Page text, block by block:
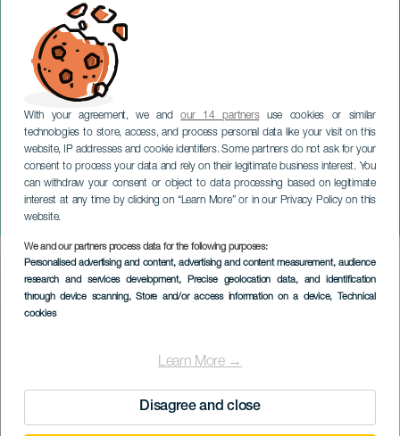
With your agreement, we andour 14 partnersuse cookies or similar
technologies to store, access, and process personal data like your visit on this
website, IP addresses and cookie identifiers. Some partners do not ask for your
consent to process your data and rely on their legitimate business interest. You
can withdraw your consent or object to data processing based on legitimate
interest at any time by clicking on “Learn More” or in our Privacy Policy on this
website.
We and our partners process data for the following purposes:
Personalised advertising and content, advertising and content measurement, audience
research and services development, Precise geolocation data, and identification
through device scanning, Store and/or access information on a device, Technical
cookies
Learn More →
Disagree and close
Alejo - Osadía Music Fest
TENERIFE
Imagen
Listado